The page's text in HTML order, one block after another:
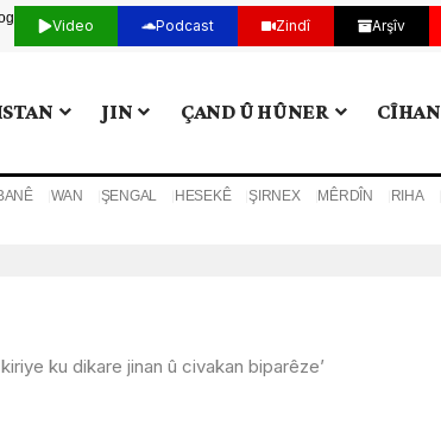
Video Podcast Zindî Arşîv
JIN ÇAND Û HÛNER CÎHAN
WAN ŞENGAL HESEKÊ ŞIRNEX MÊRDÎN RIHA
ku dikare jinan û civakan biparêze’